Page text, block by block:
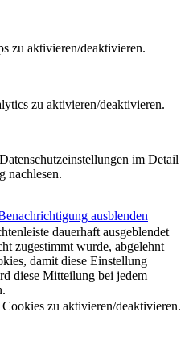
zu aktivieren/deaktivieren.
zu aktivieren/deaktivieren.
im Detail
nachlesen.
ausblenden
dauerhaft ausgeblendet
zugestimmt wurde, abgelehnt
damit diese Einstellung
diese Mitteilung bei jedem
zu aktivieren/deaktivieren.